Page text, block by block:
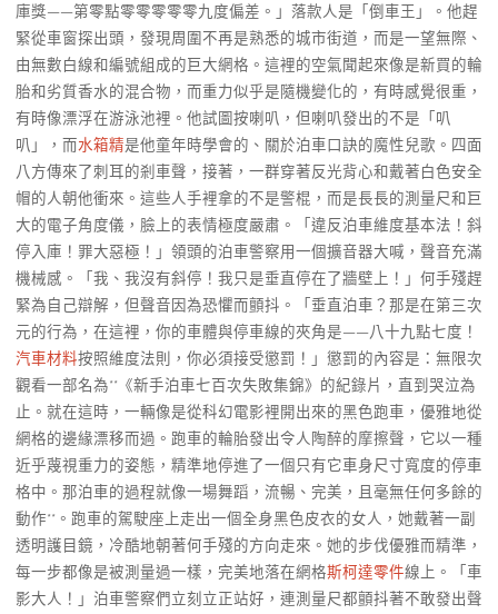
庫獎——第零點零零零零零九度偏差。」落款人是「倒車王」。他趕
緊從車窗探出頭，發現周圍不再是熟悉的城市街道，而是一望無際、
由無數白線和編號組成的巨大網格。這裡的空氣聞起來像是新買的輪
胎和劣質香水的混合物，而重力似乎是隨機變化的，有時感覺很重，
有時像漂浮在游泳池裡。他試圖按喇叭，但喇叭發出的不是「叭
叭」，而水箱精是他童年時學會的、關於泊車口訣的魔性兒歌。四面
八方傳來了刺耳的剎車聲，接著，一群穿著反光背心和戴著白色安全
帽的人朝他衝來。這些人手裡拿的不是警棍，而是長長的測量尺和巨
大的電子角度儀，臉上的表情極度嚴肅。「違反泊車維度基本法！斜
停入庫！罪大惡極！」領頭的泊車警察用一個擴音器大喊，聲音充滿
機械感。「我、我沒有斜停！我只是垂直停在了牆壁上！」何手殘趕
緊為自己辯解，但聲音因為恐懼而顫抖。「垂直泊車？那是在第三次
元的行為，在這裡，你的車體與停車線的夾角是——八十九點七度！
汽車材料按照維度法則，你必須接受懲罰！」懲罰的內容是：無限次
觀看一部名為**《新手泊車七百次失敗集錦》的紀錄片，直到哭泣為
止。就在這時，一輛像是從科幻電影裡開出來的黑色跑車，優雅地從
網格的邊緣漂移而過。跑車的輪胎發出令人陶醉的摩擦聲，它以一種
近乎蔑視重力的姿態，精準地停進了一個只有它車身尺寸寬度的停車
格中。那泊車的過程就像一場舞蹈，流暢、完美，且毫無任何多餘的
動作**。跑車的駕駛座上走出一個全身黑色皮衣的女人，她戴著一副
透明護目鏡，冷酷地朝著何手殘的方向走來。她的步伐優雅而精準，
每一步都像是被測量過一樣，完美地落在網格斯柯達零件線上。「車
影大人！」泊車警察們立刻立正站好，連測量尺都顫抖著不敢發出聲